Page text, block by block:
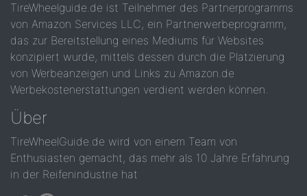
TireWheelguide.de ist Teilnehmer des Partnerprogramms
von Amazon Services LLC, ein Partnerwerbeprogramm,
das zur Bereitstellung eines Mediums für Websites
konzipiert wurde, mittels dessen durch die Platzierung
von Werbeanzeigen und Links zu Amazon.de
Werbekostenerstattungen verdient werden können.
Über
TireWheelGuide.de wird von einem Team von
Enthusiasten gemacht, das mehr als 10 Jahre Erfahrung
in der Reifenindustrie hat